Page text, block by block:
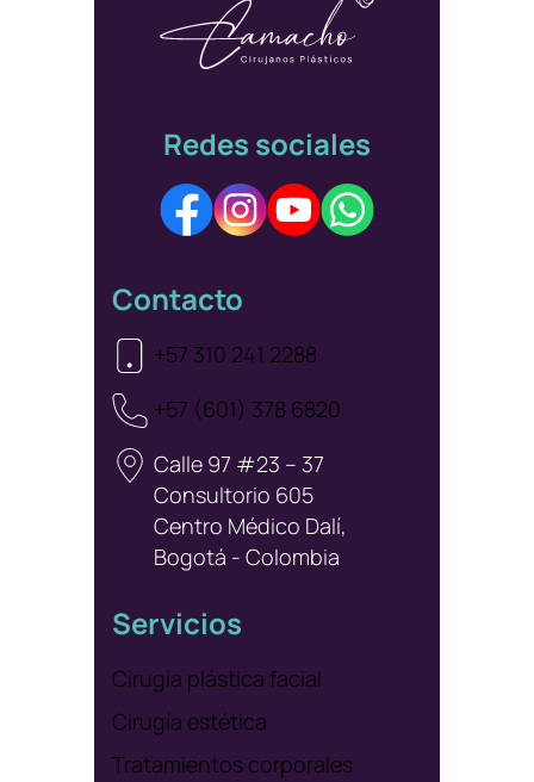
Redes sociales
Contacto
+57 310 241 2288
+57 (601) 378 6820
Calle 97 #23 – 37
Consultorio 605
Centro Médico Dalí,
Bogotá - Colombia
Servicios
Cirugía plástica facial
Cirugía estética
Tratamientos corporales